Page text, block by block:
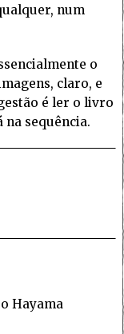
num
o
claro, e
é ler o livro
sequência.
Hayama